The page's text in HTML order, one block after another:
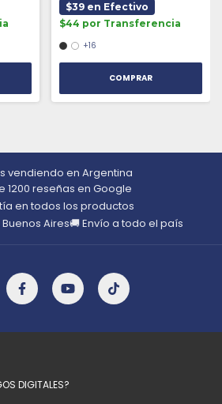
$39 en Efectivo
$44 por Transferencia
+16
COMPRAR
vendiendo en Argentina
1200 reseñas en Google
en todos los productos
Aires🚚 Envío a todo el país
DIGITALES?